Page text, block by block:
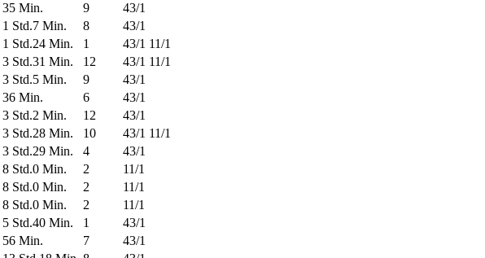
35 Min. 9
43/1
1 Std.7 Min. 8
43/1
1 Std.24 Min. 1 43/1 11/1
3 Std.31 Min. 12 43/1 11/1
3 Std.5 Min. 9
43/1
36 Min. 6
43/1
3 Std.2 Min. 12
43/1
3 Std.28 Min. 10 43/1 11/1
3 Std.29 Min. 4
43/1
8 Std.0 Min. 2
11/1
8 Std.0 Min. 2
11/1
8 Std.0 Min. 2
11/1
5 Std.40 Min. 1
43/1
56 Min. 7
43/1